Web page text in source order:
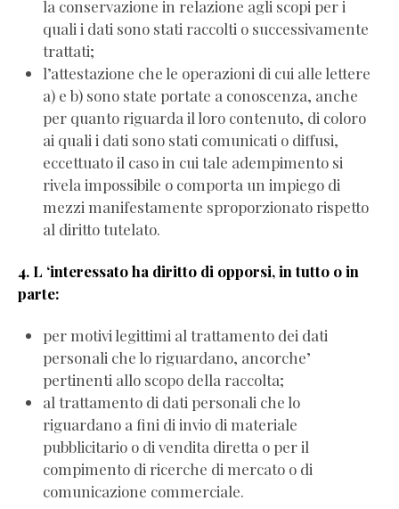
la conservazione in relazione agli scopi per i
quali i dati sono stati raccolti o successivamente
trattati;
l’attestazione che le operazioni di cui alle lettere
a) e b) sono state portate a conoscenza, anche
per quanto riguarda il loro contenuto, di coloro
ai quali i dati sono stati comunicati o diffusi,
eccettuato il caso in cui tale adempimento si
rivela impossibile o comporta un impiego di
mezzi manifestamente sproporzionato rispetto
al diritto tutelato.
4. L ‘interessato ha diritto di opporsi, in tutto o in
parte:
per motivi legittimi al trattamento dei dati
personali che lo riguardano, ancorche’
pertinenti allo scopo della raccolta;
al trattamento di dati personali che lo
riguardano a fini di invio di materiale
pubblicitario o di vendita diretta o per il
compimento di ricerche di mercato o di
comunicazione commerciale.